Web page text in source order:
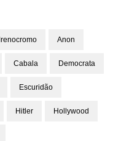
Anon
Cabala Democrata
Escuridão
Hitler Hollywood